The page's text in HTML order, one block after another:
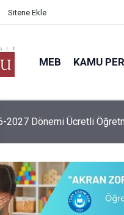
Sitene Ekle
MEB KAMU
2026 Sezonu Fındık Alım